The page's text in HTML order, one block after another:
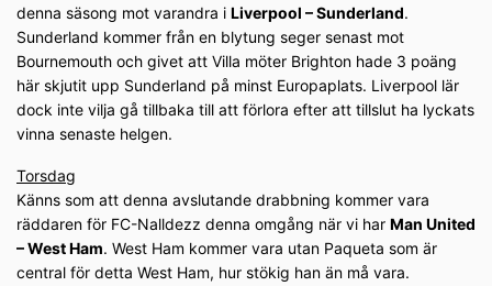
denna säsong mot varandra i Liverpool – Sunderland.
Sunderland kommer från en blytung seger senast mot
Bournemouth och givet att Villa möter Brighton hade 3 poäng
här skjutit upp Sunderland på minst Europaplats. Liverpool lär
dock inte vilja gå tillbaka till att förlora efter att tillslut ha lyckats
vinna senaste helgen.
Torsdag
Känns som att denna avslutande drabbning kommer vara
räddaren för FC-Nalldezz denna omgång när vi har Man United
– West Ham. West Ham kommer vara utan Paqueta som är
central för detta West Ham, hur stökig han än må vara.